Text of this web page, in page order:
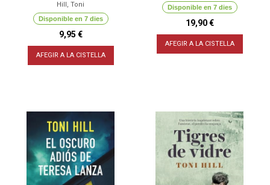
Hill, Toni
Disponible en 7 dies
9,95 €
AFEGIR A LA CISTELLA
Disponible en 7 dies
19,90 €
AFEGIR A LA CISTELLA